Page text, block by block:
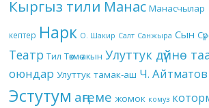
Кыргыз тили Манас Манасчылар
кептер Нарк О. Шакир Салт Санжыра Сын
Театр Тил Төкмө акын Улуттук дүйнө
оюндар Улуттук тамак-аш Ч. Айтматов
Эстутум аңгеме жомок комуз